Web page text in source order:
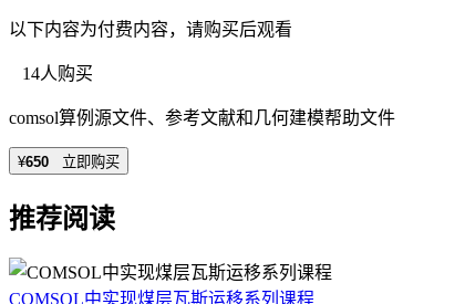
以下内容为付费内容，请购买后观看
14人购买
comsol算例源文件、参考文献和几何建模帮助文件
¥650 立即购买
推荐阅读
COMSOL中实现煤层瓦斯运移系列课程